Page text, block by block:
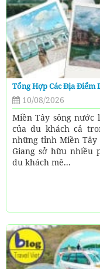
Tổng Hợp Các Địa Điểm
10/08/2026
Miền Tây sông
của du khách cả
những tỉnh Miền
Giang sở hữu nhiều
du khách mê...